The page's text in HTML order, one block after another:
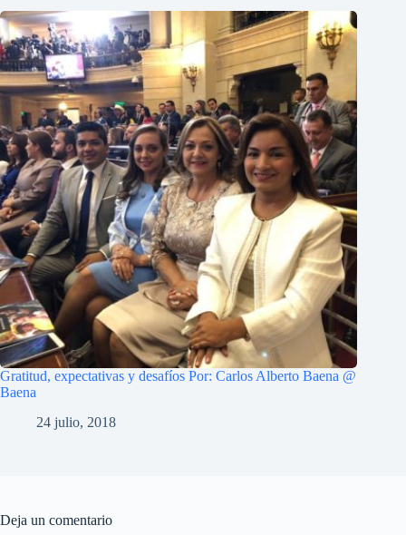
Gratitud, expectativas y desafíos Por: Carlos Alberto Baena @
Baena
24 julio, 2018
Deja un comentario